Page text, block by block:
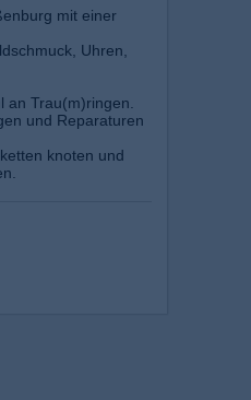
mit einer
Uhren,
an Trau(m)ringen.
und Reparaturen
knoten und